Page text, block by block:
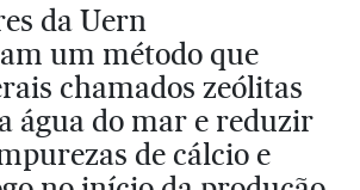
da Uern
um método que
chamados zeólitas
água do mar e reduzir
de cálcio e